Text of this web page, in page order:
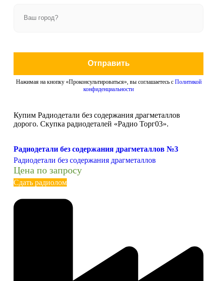
Отправить
Нажимая на кнопку «Проконсультироваться», вы соглашаетесь с Политикой
конфиденциальности
Купим Радиодетали без содержания драгметаллов
дорого. Скупка радиодеталей «Радио Торг03».
Радиодетали без содержания драгметаллов №3
Радиодетали без содержания драгметаллов
Цена по запросу
Сдать радиолом